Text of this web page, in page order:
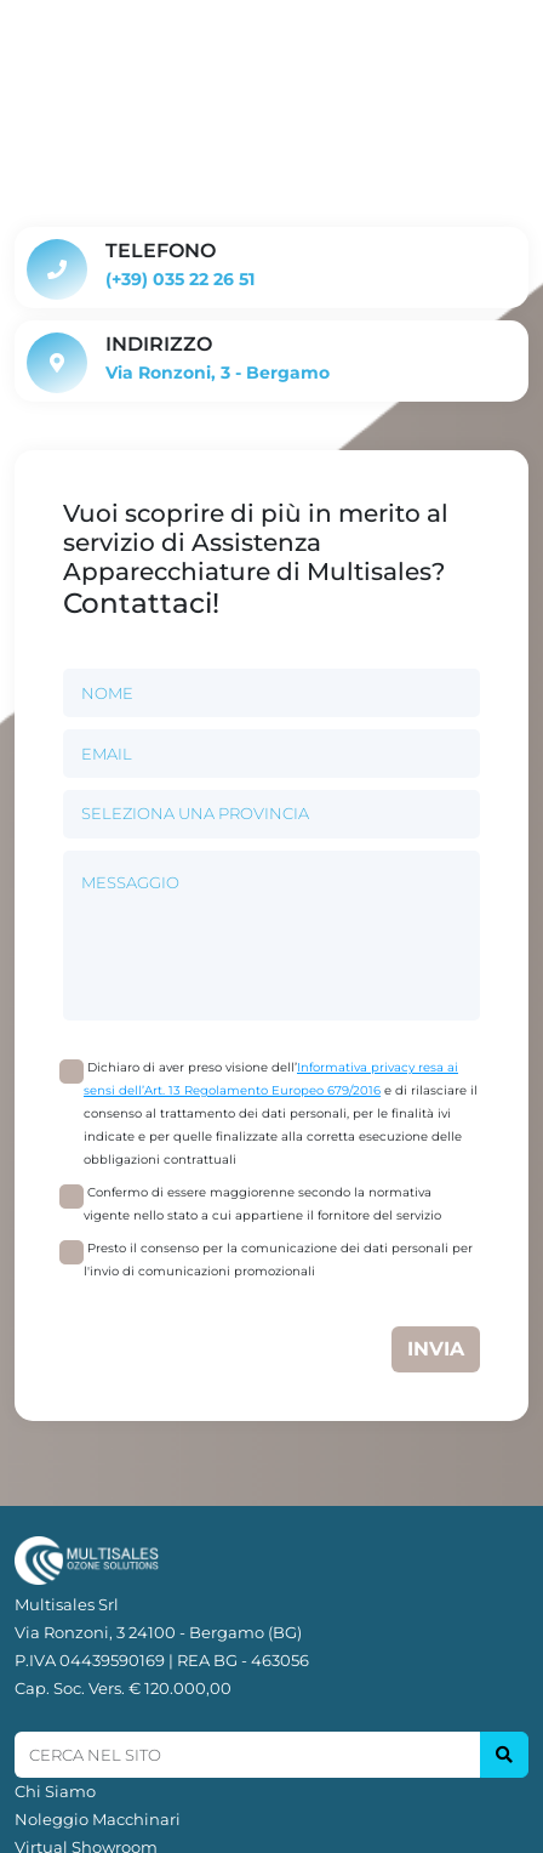
TELEFONO
(+39) 035 22 26 51
INDIRIZZO
Via Ronzoni, 3 - Bergamo
Vuoi scoprire di più in merito al
servizio di Assistenza
Apparecchiature di Multisales?
Contattaci!
Dichiaro di aver preso visione dell’Informativa privacy resa ai
sensi dell’Art. 13 Regolamento Europeo 679/2016 e di rilasciare il
consenso al trattamento dei dati personali, per le finalità ivi
indicate e per quelle finalizzate alla corretta esecuzione delle
obbligazioni contrattuali
Confermo di essere maggiorenne secondo la normativa
vigente nello stato a cui appartiene il fornitore del servizio
Presto il consenso per la comunicazione dei dati personali per
l'invio di comunicazioni promozionali
INVIA
Multisales Srl
Via Ronzoni, 3 24100 - Bergamo (BG)
P.IVA 04439590169 | REA BG - 463056
Cap. Soc. Vers. € 120.000,00
Chi Siamo
Noleggio Macchinari
Virtual Showroom